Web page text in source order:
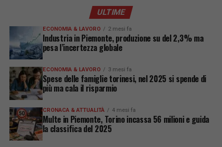
ULTIME
ECONOMIA & LAVORO 2 mesi fa
Industria in Piemonte, produzione su del 2,3% ma
pesa l’incertezza globale
ECONOMIA & LAVORO 3 mesi fa
Spese delle famiglie torinesi, nel 2025 si spende di
più ma cala il risparmio
CRONACA & ATTUALITÀ 4 mesi fa
Multe in Piemonte, Torino incassa 56 milioni e guida
la classifica del 2025